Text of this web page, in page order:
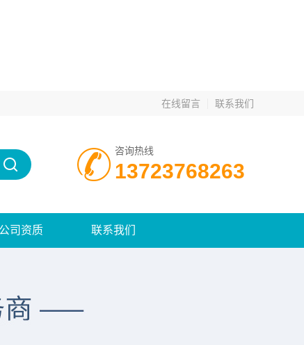
在线留言 联系我们
咨询热线
13723768263
公司资质 联系我们